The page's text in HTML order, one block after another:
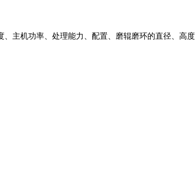
主机功率、处理能力、配置、磨辊磨环的直径、高